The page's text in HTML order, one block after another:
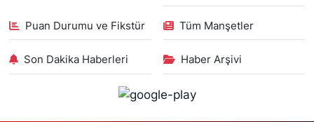
Puan Durumu ve Fikstür Tüm Manşetler
Son Dakika Haberleri Haber Arşivi